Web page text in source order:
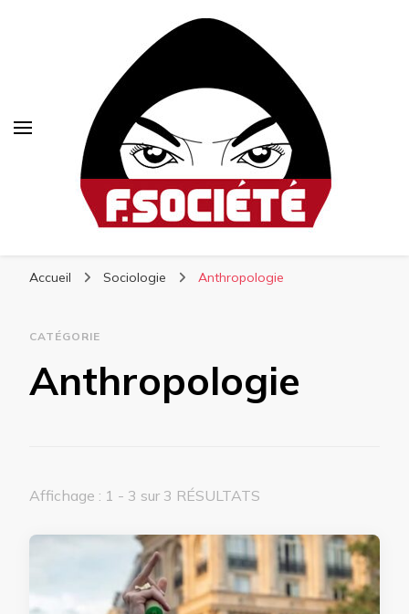
Accueil Sociologie Anthropologie
CATÉGORIE
Anthropologie
Affichage : 1 - 3 sur 3 RÉSULTATS